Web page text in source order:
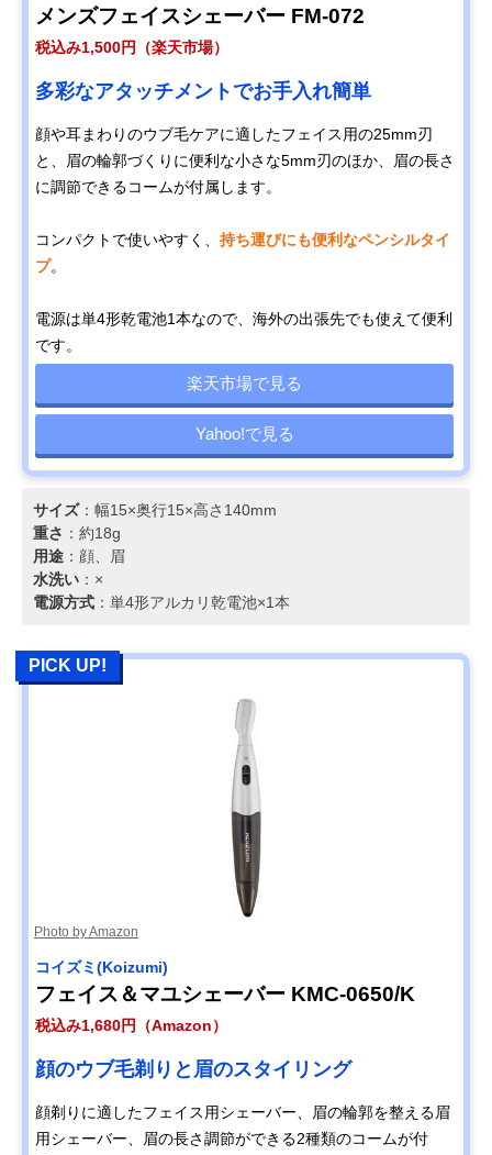
メンズフェイスシェーバー FM-072
税込み1,500円（楽天市場）
多彩なアタッチメントでお手入れ簡単
顔や耳まわりのウブ毛ケアに適したフェイス用の25mm刃
と、眉の輪郭づくりに便利な小さな5mm刃のほか、眉の長さ
に調節できるコームが付属します。
コンパクトで使いやすく、 持ち運びにも便利なペンシルタイ
プ。
電源は単4形乾電池1本なので、海外の出張先でも使えて便利
です。
楽天市場で見る
Yahoo!で見る
サイズ：幅15×奥行15×高さ140mm
重さ ：約18g
用途 ：顔、眉
水洗い ：×
電源方式 ：単4形アルカリ乾電池×1本
PICK UP!
Photo by Amazon
コイズミ(Koizumi)
フェイス＆マユシェーバー KMC-0650/K
税込み1,680円（Amazon）
顔のウブ毛剃りと眉のスタイリング
顔剃りに適したフェイス用シェーバー、眉の輪郭を整える眉
用シェーバー、眉の長さ調節ができる2種類のコームが付